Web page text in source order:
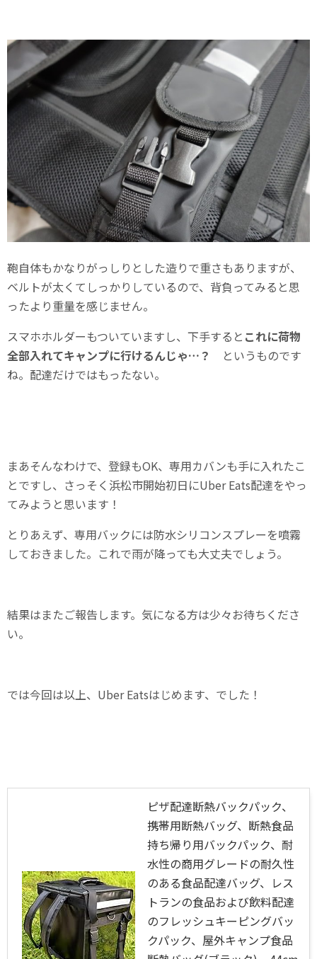
鞄自体もかなりがっしりとした造りで重さもありますが、
ベルトが太くてしっかりしているので、背負ってみると思
ったより重量を感じません。
スマホホルダーもついていますし、下手すると これに荷物
全部入れてキャンプに行けるんじゃ…？
というものです
ね。配達だけではもったない。
まあそんなわけで、登録もOK、専用カバンも手に入れたこ
とですし、さっそく浜松市開始初日にUber Eats配達をやっ
てみようと思います！
とりあえず、専用バックには防水シリコンスプレーを噴霧
しておきました。これで雨が降っても大丈夫でしょう。
結果はまたご報告します。気になる方は少々お待ちくださ
い。
では今回は以上、Uber Eatsはじめます、でした！
ピザ配達断熱バックパック、
携帯用断熱バッグ、断熱食品
持ち帰り用バックパック、耐
水性の商用グレードの耐久性
のある食品配達バッグ、レス
トランの食品および飲料配達
のフレッシュキーピングバッ
クパック、屋外キャンプ食品